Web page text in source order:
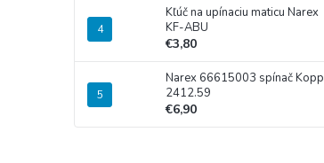
Kľúč na upínaciu maticu Narex
KF-ABU
€3,80
Narex 66615003 spínač Kopp
2412.59
€6,90